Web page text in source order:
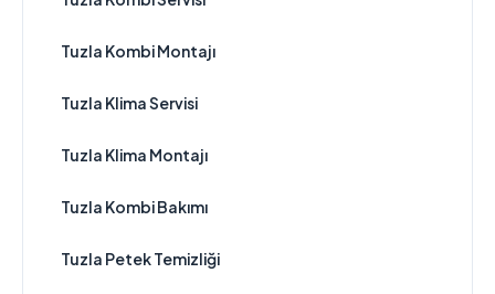
Tuzla Kombi Montajı
Tuzla Klima Servisi
Tuzla Klima Montajı
Tuzla Kombi Bakımı
Tuzla Petek Temizliği